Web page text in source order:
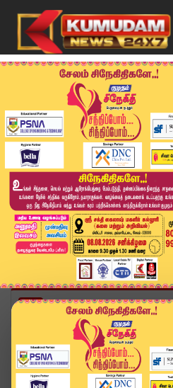
Home
வீடியோ ஸ்டோரி
மீனாட்சி அம்மன் தீர்ப்பை